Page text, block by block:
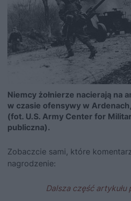
Niemcy żołnierze nacierają na
w czasie ofensywy w
(fot. U.S. Army Center for
publiczna).
Zobaczcie sami, które
nagrodzenie: